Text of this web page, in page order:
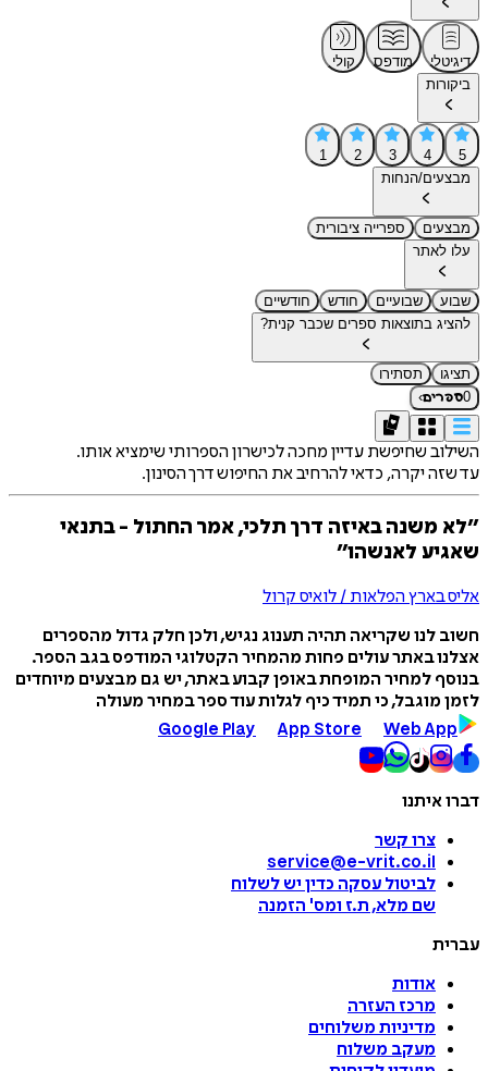
דיגיטלי מודפס
קולי
ביקורות
5
4
3
2
1
מבצעים/הנחות
מבצעים
ספרייה ציבורית
עלו לאתר
שבוע שבועיים חודש
חודשיים
להציג בתוצאות ספרים שכבר קנית?
תציגו
תסתירו
0ספרים›
השילוב שחיפשת עדיין מחכה לכישרון הספרותי שימציא אותו.
עד שזה יקרה, כדאי להרחיב את החיפוש דרך הסינון.
״לא משנה באיזה דרך תלכי, אמר החתול - בתנאי
שאגיע לאנשהו״
אליס בארץ הפלאות / לואיס קרול
חשוב לנו שקריאה תהיה תענוג נגיש, ולכן חלק גדול מהספרים
אצלנו באתר עולים פחות מהמחיר הקטלוגי המודפס בגב הספר.
בנוסף למחיר המופחת באופן קבוע באתר, יש גם מבצעים מיוחדים
לזמן מוגבל, כי תמיד כיף לגלות עוד ספר במחיר מעולה
Google Play
App Store Web App
דברו איתנו
צרו קשר
service@e-vrit.co.il
לביטול עסקה כדין יש לשלוח
שם מלא, ת.ז ומס' הזמנה
עברית
אודות
מרכז העזרה
מדיניות משלוחים
מעקב משלוח